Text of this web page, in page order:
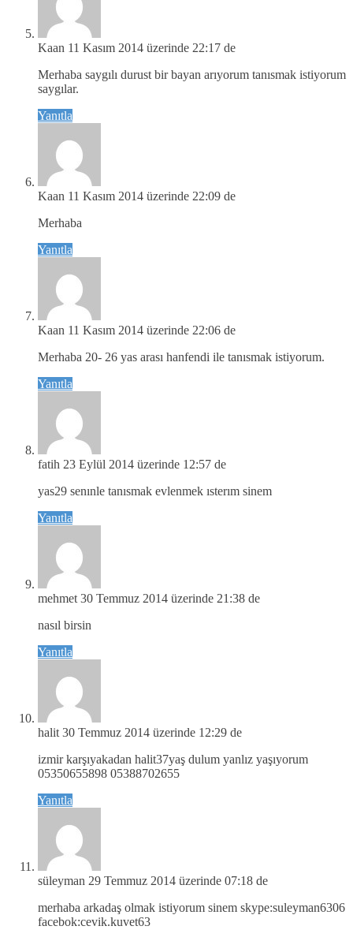
Kaan 11 Kasım 2014 üzerinde 22:17 de
Merhaba saygılı durust bir bayan arıyorum tanısmak istiyorum
saygılar.
Yanıtla
Kaan 11 Kasım 2014 üzerinde 22:09 de
Merhaba
Yanıtla
Kaan 11 Kasım 2014 üzerinde 22:06 de
Merhaba 20- 26 yas arası hanfendi ile tanısmak istiyorum.
Yanıtla
fatih 23 Eylül 2014 üzerinde 12:57 de
yas29 senınle tanısmak evlenmek ısterım sinem
Yanıtla
mehmet 30 Temmuz 2014 üzerinde 21:38 de
nasıl birsin
Yanıtla
halit 30 Temmuz 2014 üzerinde 12:29 de
izmir karşıyakadan halit37yaş dulum yanlız yaşıyorum
05350655898 05388702655
Yanıtla
süleyman 29 Temmuz 2014 üzerinde 07:18 de
merhaba arkadaş olmak istiyorum sinem skype:suleyman6306
facebok:cevik.kuvet63